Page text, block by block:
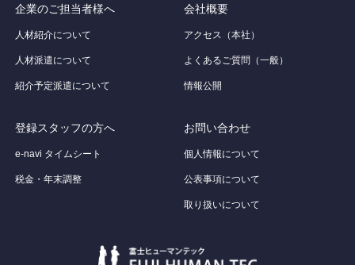
企業のご担当者様へ
人材紹介について
人材派遣について
紹介予定派遣について
会社概要
アクセス（本社）
よくあるご質問（一般）
情報公開
登録スタッフの方へ
e-navi タイムシート
税金・年末調整
お問い合わせ
個人情報について
公表事項について
取り扱いについて